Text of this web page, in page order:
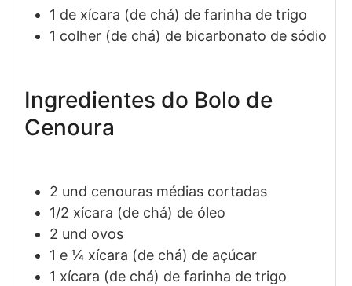
1 de xícara (de chá) de farinha de trigo
1 colher (de chá) de bicarbonato de sódio
Ingredientes do Bolo de
Cenoura
2 und cenouras médias cortadas
1/2 xícara (de chá) de óleo
2 und ovos
1 e ¼ xícara (de chá) de açúcar
1 xícara (de chá) de farinha de trigo